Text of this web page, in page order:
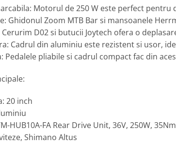
Motorul de 250 W este perfect pentru
Ghidonul Zoom MTB Bar si mansoanele
D02 si butucii Joytech ofera o
Cadrul din aluminiu este rezistent si usor,
Pedalele pliabile si cadrul compact fac din
20 inch
HUB10A-FA Rear Drive Unit, 36V, 250W, 35Nm
Shimano Altus